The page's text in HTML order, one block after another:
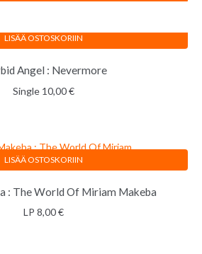
Angel : Nevermore
Single 10,00€
LISÄÄ OSTOSKORIIN
: The World Of Miriam Makeba
LP 8,00€
LISÄÄ OSTOSKORIIN